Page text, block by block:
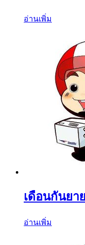
อ่านเพิ่ม
เดือนกันยา
อ่านเพิ่ม